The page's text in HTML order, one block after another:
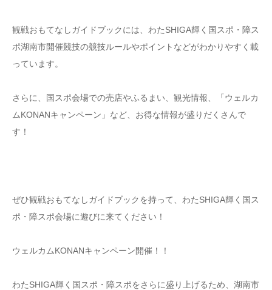
観戦おもてなしガイドブックには、わたSHIGA輝く国スポ・障ス
ポ湖南市開催競技の競技ルールやポイントなどがわかりやすく載
っています。
さらに、国スポ会場での売店やふるまい、観光情報、「ウェルカ
ムKONANキャンペーン」など、お得な情報が盛りだくさんで
す！
ぜひ観戦おもてなしガイドブックを持って、わたSHIGA輝く国ス
ポ・障スポ会場に遊びに来てください！
ウェルカムKONANキャンペーン開催！！
わたSHIGA輝く国スポ・障スポをさらに盛り上げるため、湖南市